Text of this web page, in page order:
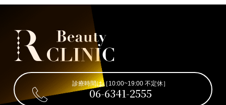
診療時間は［10:00~19:00 不定休］
06-6341-2555